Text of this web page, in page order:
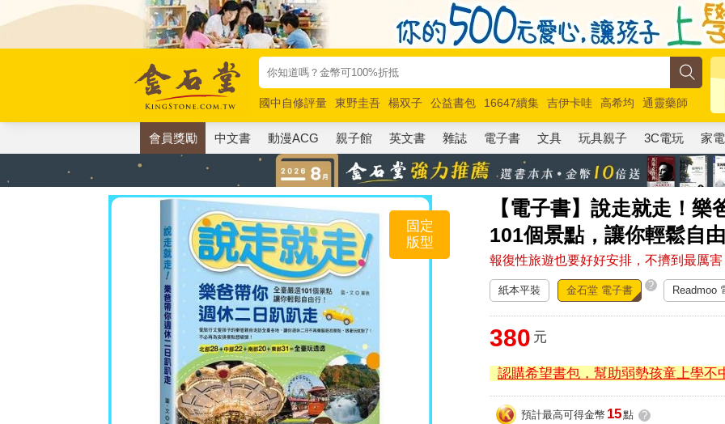
國中自修評量 東野圭吾 楊双子 公益書包 16647續集 吉伊卡哇 高希均
通靈藥師
唯紅花綻放
奧德賽 路邊攤新作 馬斯克 玩具總動員5 超慢跑
會員獎勵 中文書 動漫ACG 親子館 英文書 雜誌 電子書 文具 玩具親子 3C電玩 家電
【電子書】說走就走！
101個景點，讓你輕鬆自由
報復性旅遊也要好好安排，不擠到最厲害
固定
版型
紙本平裝 金石堂 電子書 ? Readmoo
380 元
認購希望書包，幫助弱勢孩童上學不
預計最高可得金幣 15點 ?